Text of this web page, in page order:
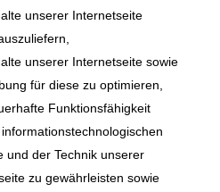
unserer Internetseite
unserer Internetseite sowie
für diese zu optimieren,
Funktionsfähigkeit
und der Technik unserer
zu gewährleisten sowie